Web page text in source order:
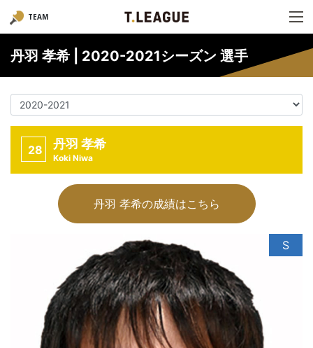
TEAM
丹羽 孝希 | 2020-2021シーズン 選手
28 丹羽 孝希
Koki Niwa
丹羽 孝希の成績はこちら
S